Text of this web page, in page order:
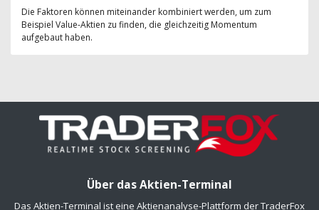
Die Faktoren können miteinander kombiniert werden, um zum
Beispiel Value-Aktien zu finden, die gleichzeitig Momentum
aufgebaut haben.
Über das Aktien-Terminal
Das Aktien-Terminal ist eine Aktienanalyse-Plattform der TraderFox